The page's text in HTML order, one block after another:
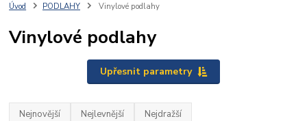
Úvod PODLAHY Vinylové podlahy
Vinylové podlahy
Upřesnit parametry
Nejnovější Nejlevnější Nejdražší